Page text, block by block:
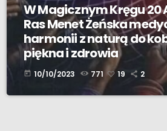
W Magicznym Kręgu 20
Ras Menet Żeńska
harmonii z naturą do
piękna i zdrowia
today 10/10/2023 771 19 2